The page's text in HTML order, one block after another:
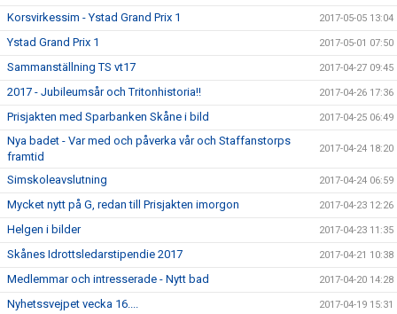
Korsvirkessim - Ystad Grand Prix 1 2017-05-05 13:04
Ystad Grand Prix 1 2017-05-01 07:50
Sammanställning TS vt17 2017-04-27 09:45
2017 - Jubileumsår och Tritonhistoria!! 2017-04-26 17:36
Prisjakten med Sparbanken Skåne i bild 2017-04-25 06:49
Nya badet - Var med och påverka vår och Staffanstorps
framtid
2017-04-24 18:20
Simskoleavslutning 2017-04-24 06:59
Mycket nytt på G, redan till Prisjakten imorgon 2017-04-23 12:26
Helgen i bilder 2017-04-23 11:35
Skånes Idrottsledarstipendie 2017 2017-04-21 10:38
Medlemmar och intresserade - Nytt bad 2017-04-20 14:28
Nyhetssvejpet vecka 16.... 2017-04-19 15:31